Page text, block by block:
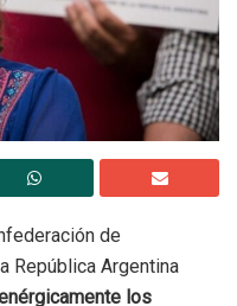
de
República Argentina
los